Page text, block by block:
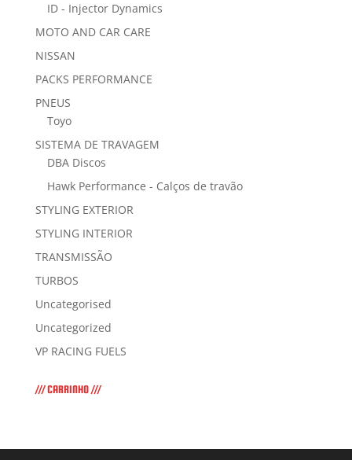
ID - Injector Dynamics
MOTO AND CAR CARE
NISSAN
PACKS PERFORMANCE
PNEUS
Toyo
SISTEMA DE TRAVAGEM
DBA Discos
Hawk Performance - Calços de travão
STYLING EXTERIOR
STYLING INTERIOR
TRANSMISSÃO
TURBOS
Uncategorised
Uncategorized
VP RACING FUELS
/// CARRINHO ///